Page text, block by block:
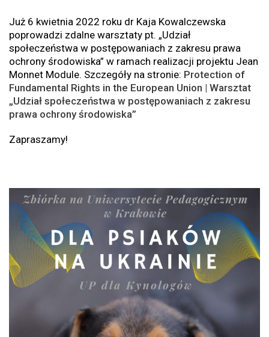
Już 6 kwietnia 2022 roku dr Kaja Kowalczewska
poprowadzi zdalne warsztaty pt. „Udział
społeczeństwa w postępowaniach z zakresu prawa
ochrony środowiska” w ramach realizacji projektu Jean
Monnet Module. Szczegóły na stronie: Protection of
Fundamental Rights in the European Union | Warsztat
„Udział społeczeństwa w postępowaniach z zakresu
prawa ochrony środowiska”
Zapraszamy!